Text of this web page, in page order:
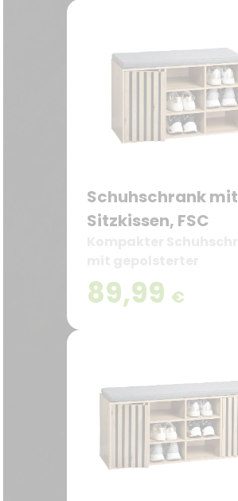
Schuhschrank mit
Sitzkissen, FSC
Sitzfläche
89,99 €